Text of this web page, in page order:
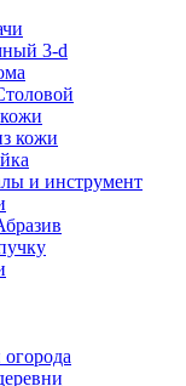
3-d
кожи
и инструмент